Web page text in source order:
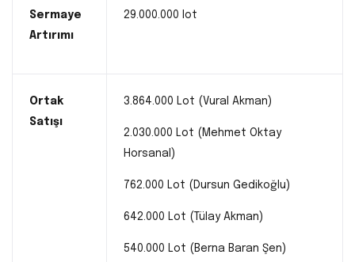
Sermaye
Artırımı
29.000.000 lot
Ortak
Satışı
3.864.000 Lot (Vural Akman)
2.030.000 Lot (Mehmet Oktay
Horsanal)
762.000 Lot (Dursun Gedikoğlu)
642.000 Lot (Tülay Akman)
540.000 Lot (Berna Baran Şen)